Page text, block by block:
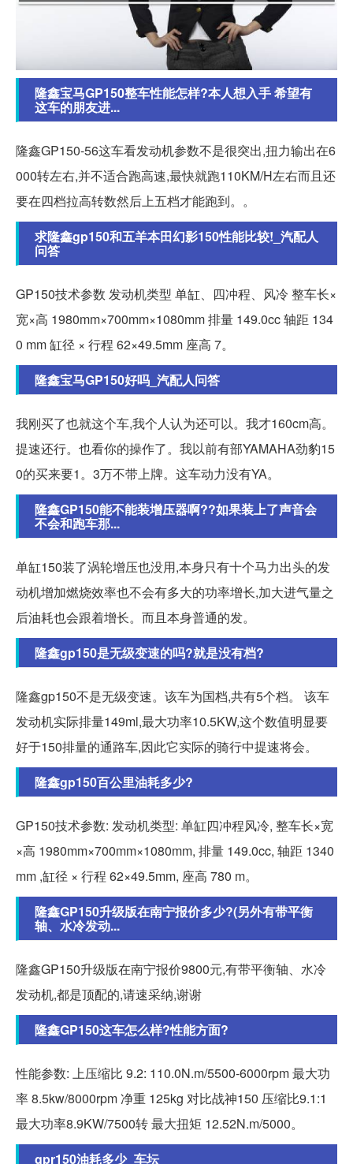
隆鑫宝马GP150整车性能怎样?本人想入手 希望有
这车的朋友进...
隆鑫GP150-56这车看发动机参数不是很突出,扭力输出在6
000转左右,并不适合跑高速,最快就跑110KM/H左右而且还
要在四档拉高转数然后上五档才能跑到。。
求隆鑫gp150和五羊本田幻影150性能比较!_汽配人
问答
GP150技术参数 发动机类型 单缸、四冲程、风冷 整车长×
宽×高 1980mm×700mm×1080mm 排量 149.0cc 轴距 134
0 mm 缸径 × 行程 62×49.5mm 座高 7。
隆鑫宝马GP150好吗_汽配人问答
我刚买了也就这个车,我个人认为还可以。我才160cm高。
提速还行。也看你的操作了。我以前有部YAMAHA劲豹15
0的买来要1。3万不带上牌。这车动力没有YA。
隆鑫GP150能不能装增压器啊??如果装上了声音会
不会和跑车那...
单缸150装了涡轮增压也没用,本身只有十个马力出头的发
动机增加燃烧效率也不会有多大的功率增长,加大进气量之
后油耗也会跟着增长。而且本身普通的发。
隆鑫gp150是无级变速的吗?就是没有档?
隆鑫gp150不是无级变速。该车为国档,共有5个档。 该车
发动机实际排量149ml,最大功率10.5KW,这个数值明显要
好于150排量的通路车,因此它实际的骑行中提速将会。
隆鑫gp150百公里油耗多少?
GP150技术参数: 发动机类型: 单缸四冲程风冷, 整车长×宽
×高 1980mm×700mm×1080mm, 排量 149.0cc, 轴距 1340
mm ,缸径 × 行程 62×49.5mm, 座高 780 m。
隆鑫GP150升级版在南宁报价多少?(另外有带平衡
轴、水冷发动...
隆鑫GP150升级版在南宁报价9800元,有带平衡轴、水冷
发动机,都是顶配的,请速采纳,谢谢
隆鑫GP150这车怎么样?性能方面?
性能参数: 上压缩比 9.2: 110.0N.m/5500-6000rpm 最大功
率 8.5kw/8000rpm 净重 125kg 对比战神150 压缩比9.1:1
最大功率8.9KW/7500转 最大扭矩 12.52N.m/5000。
gpr150油耗多少_车坛